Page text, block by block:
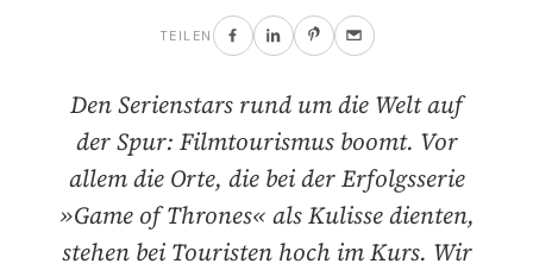
TEILEN
Den Serienstars rund um die Welt auf
der Spur: Filmtourismus boomt. Vor
allem die Orte, die bei der Erfolgsserie
»Game of Thrones« als Kulisse dienten,
stehen bei Touristen hoch im Kurs. Wir